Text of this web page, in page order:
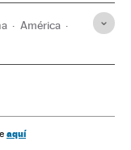
América
aquí